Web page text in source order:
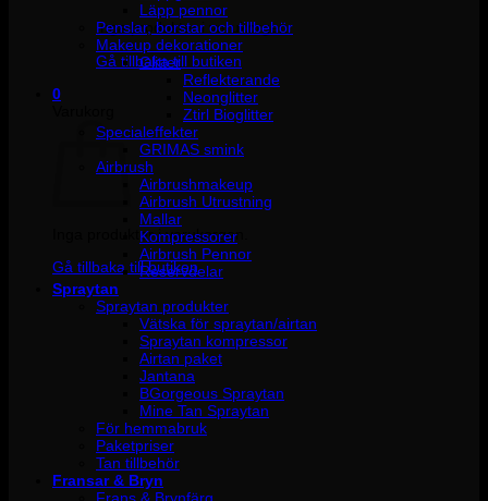
Inga produkter i varukorgen.
Gå tillbaka till butiken
0
Inga produkter i varukorgen.
Gå tillbaka till butiken
Läpp pennor
Penslar, borstar och tillbehör
Makeup dekorationer
Glitter
Reflekterande
Neonglitter
Ztirl Bioglitter
Specialeffekter
GRIMAS smink
Airbrush
Airbrushmakeup
Airbrush Utrustning
Mallar
Kompressorer
Airbrush Pennor
Reservdelar
Spraytan
Spraytan produkter
Vätska för spraytan/airtan
Spraytan kompressor
Airtan paket
Jantana
BGorgeous Spraytan
Mine Tan Spraytan
För hemmabruk
Paketpriser
Tan tillbehör
Fransar & Bryn
Frans & Brynfärg